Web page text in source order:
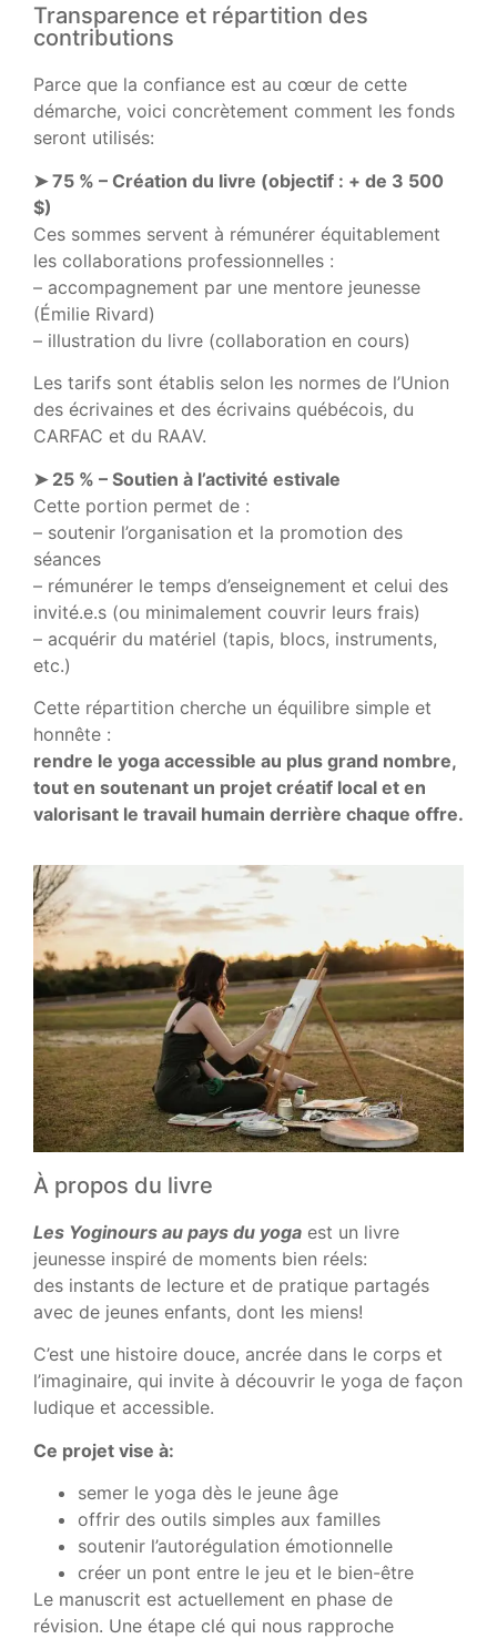
Transparence et répartition des
contributions
Parce que la confiance est au cœur de cette
démarche, voici concrètement comment les fonds
seront utilisés:
➤ 75 % – Création du livre (objectif : + de 3 500
$)
Ces sommes servent à rémunérer équitablement
les collaborations professionnelles :
– accompagnement par une mentore jeunesse
(Émilie Rivard)
– illustration du livre (collaboration en cours)
Les tarifs sont établis selon les normes de l’Union
des écrivaines et des écrivains québécois, du
CARFAC et du RAAV.
➤ 25 % – Soutien à l’activité estivale
Cette portion permet de :
– soutenir l’organisation et la promotion des
séances
– rémunérer le temps d’enseignement et celui des
invité.e.s (ou minimalement couvrir leurs frais)
– acquérir du matériel (tapis, blocs, instruments,
etc.)
Cette répartition cherche un équilibre simple et
honnête :
rendre le yoga accessible au plus grand nombre,
tout en soutenant un projet créatif local et en
valorisant le travail humain derrière chaque offre.
À propos du livre
Les Yoginours au pays du yoga est un livre
jeunesse inspiré de moments bien réels:
des instants de lecture et de pratique partagés
avec de jeunes enfants, dont les miens!
C’est une histoire douce, ancrée dans le corps et
l’imaginaire, qui invite à découvrir le yoga de façon
ludique et accessible.
Ce projet vise à:
semer le yoga dès le jeune âge
offrir des outils simples aux familles
soutenir l’autorégulation émotionnelle
créer un pont entre le jeu et le bien-être
Le manuscrit est actuellement en phase de
révision. Une étape clé qui nous rapproche